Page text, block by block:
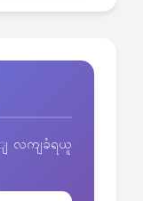
ျ လကျခံရယူ